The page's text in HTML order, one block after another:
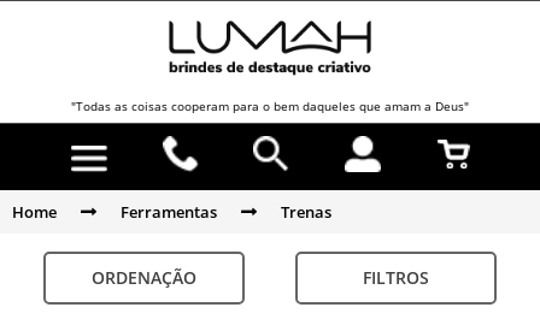
"Todas as coisas cooperam para o bem daqueles que amam a Deus"
Home Ferramentas Trenas
ORDENAÇÃO FILTROS